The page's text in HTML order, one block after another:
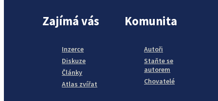
Zajímá vás
Inzerce
Diskuze
Články
Atlas zvířat
Komunita
Autoři
Staňte se
autorem
Chovatelé